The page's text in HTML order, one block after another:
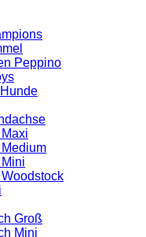
Peppino
Groß
Mini